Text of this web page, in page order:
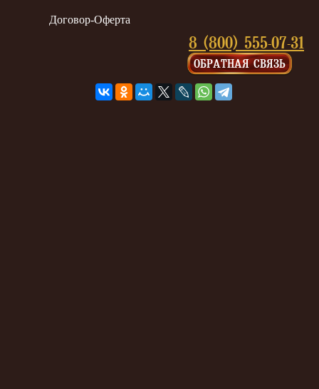
Договор-Оферта
8 (800) 555-07-31
ОБРАТНАЯ СВЯЗЬ